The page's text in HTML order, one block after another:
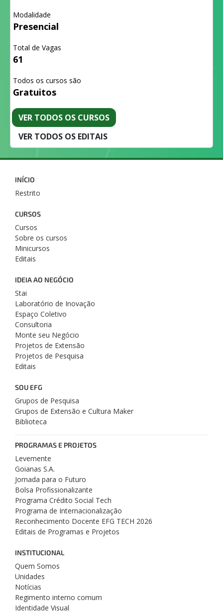
Modalidade
Presencial
Total de Vagas
61
Todos os cursos são
Gratuitos
VER TODOS OS CURSOS
VER TODOS OS EDITAIS
INÍCIO
Restrito
CURSOS
Cursos
Sobre os cursos
Minicursos
Editais
IDEIA AO NEGÓCIO
Stai
Laboratório de Inovação
Espaço Coletivo
Consultoria
Monte seu Negócio
Projetos de Extensão
Projetos de Pesquisa
Editais
SOU EFG
Grupos de Pesquisa
Grupos de Extensão e Cultura Maker
Biblioteca
PROGRAMAS E PROJETOS
Levemente
Goianas S.A.
Jornada para o Futuro
Bolsa Profissionalizante
Programa Crédito Social Tech
Programa de Internacionalização
Reconhecimento Docente EFG TECH 2026
Editais de Programas e Projetos
INSTITUCIONAL
Quem Somos
Unidades
Notícias
Regimento interno comum
Identidade Visual